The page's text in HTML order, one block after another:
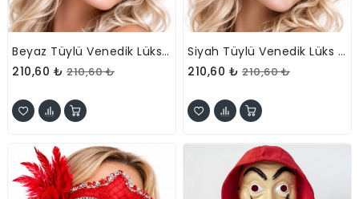
Beyaz Tüylü Venedik Lüks Balo Maskesi
210,60 ₺ 210,60 ₺
Siyah Tüylü Venedik Lüks Balo Maskesi
210,60 ₺ 210,60 ₺